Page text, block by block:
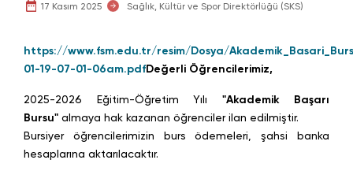
17 Kasım 2025 Sağlık, Kültür ve Spor Direktörlüğü (SKS)
https://www.fsm.edu.tr/resim/Dosya/
01-19-07-01-06am.pdfDeğerli Öğrencilerimiz,
2025-2026 Eğitim-Öğretim Yılı "Akademik Başarı
Bursu" almaya hak kazanan öğrenciler ilan edilmiştir.
Bursiyer öğrencilerimizin burs ödemeleri, şahsi banka
hesaplarına aktarılacaktır.